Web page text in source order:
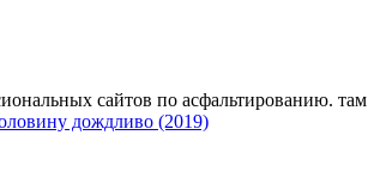
сайтов по асфальтированию. там
дождливо (2019)